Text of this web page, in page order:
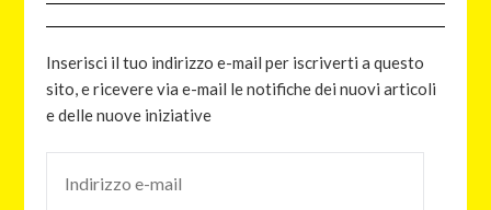
Inserisci il tuo indirizzo e-mail per iscriverti a questo
sito, e ricevere via e-mail le notifiche dei nuovi articoli
e delle nuove iniziative